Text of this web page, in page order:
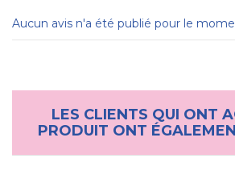
Médaille pour chien "Star
Aucun avis n'a été publié pour le
LES CLIENTS QUI ONT
PRODUIT ONT